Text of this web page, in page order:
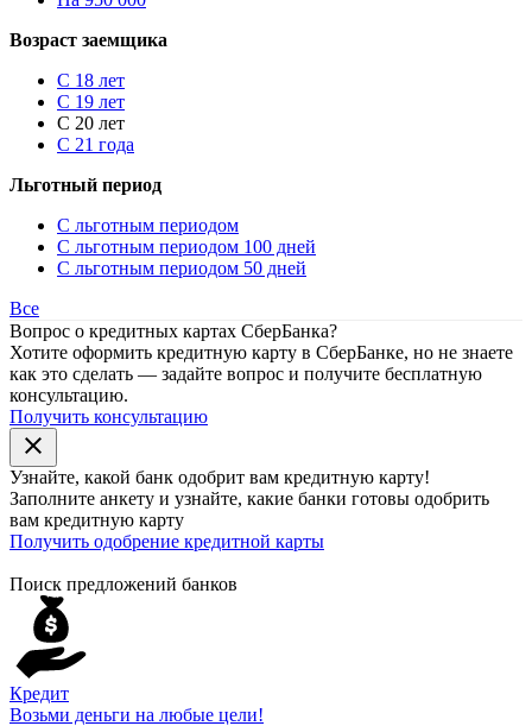
Возраст заемщика
С 18 лет
С 19 лет
С 20 лет
С 21 года
Льготный период
С льготным периодом
С льготным периодом 100 дней
С льготным периодом 50 дней
Все
Вопрос о кредитных картах СберБанка?
Хотите оформить кредитную карту в СберБанке, но не знаете
как это сделать — задайте вопрос и получите бесплатную
консультацию.
Получить консультацию
close
Узнайте, какой банк одобрит вам кредитную карту!
Заполните анкету и узнайте, какие банки готовы одобрить
вам кредитную карту
Получить одобрение кредитной карты
Поиск предложений банков
Кредит
Возьми деньги на любые цели!